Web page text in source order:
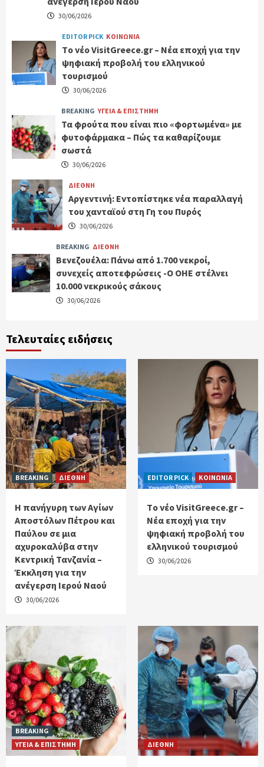
30/06/2026
EDITOR PICK ΚΟΙΝΩΝΙΑ
Tο νέο VisitGreece.gr – Νέα εποχή για την
ψηφιακή προβολή του ελληνικού
τουρισμού
30/06/2026
BREAKING ΥΓΕΙΑ & ΕΠΙΣΤΗΜΗ
Τα φρούτα που είναι πιο «φορτωμένα» με
φυτοφάρμακα – Πώς τα καθαρίζουμε
σωστά
30/06/2026
ΔΙΕΘΝΗ
Αργεντινή: Εντοπίστηκε νέα παραλλαγή
του χανταϊού στη Γη του Πυρός
30/06/2026
BREAKING ΔΙΕΘΝΗ
Βενεζουέλα: Πάνω από 1.700 νεκροί,
συνεχείς αποτεφρώσεις -Ο ΟΗΕ στέλνει
10.000 νεκρικούς σάκους
30/06/2026
Τελευταίες ειδήσεις
BREAKING ΔΙΕΘΝΗ
Η πανήγυρη των Αγίων
Αποστόλων Πέτρου και
Παύλου σε μια
αχυροκαλύβα στην
Κεντρική Τανζανία –
Έκκληση για την
ανέγερση Ιερού Ναού
30/06/2026
EDITOR PICK ΚΟΙΝΩΝΙΑ
Tο νέο VisitGreece.gr –
Νέα εποχή για την
ψηφιακή προβολή του
ελληνικού τουρισμού
30/06/2026
BREAKING
ΥΓΕΙΑ & ΕΠΙΣΤΗΜΗ
ΔΙΕΘΝΗ